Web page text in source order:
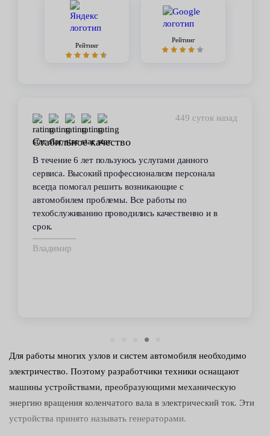
Рейтинг
Рейтинг
449 суток назад
Стабильное качество
В течение 6 лет пользуюсь услугами данного
сервиса. Высокий профессионализм персонала
всегда помогал решить возникающие с
автомобилем проблемы. Все работы по
техобслуживанию проводились качественно и в
срок.
Владимир
Для работы многих узлов и систем автомобиля необходимо
электричество. Поэтому разработчики техники оснащают
машины устройствами, преобразующими механическую
энергию вращения коленчатого вала в электрический ток. Эти
устройства принято называть генераторами.